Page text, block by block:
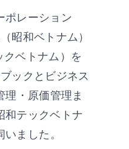
ポレーション
昭和ベトナム）
ベトナム）を
ックとビジネス
・原価管理ま
和テックベトナ
ました。